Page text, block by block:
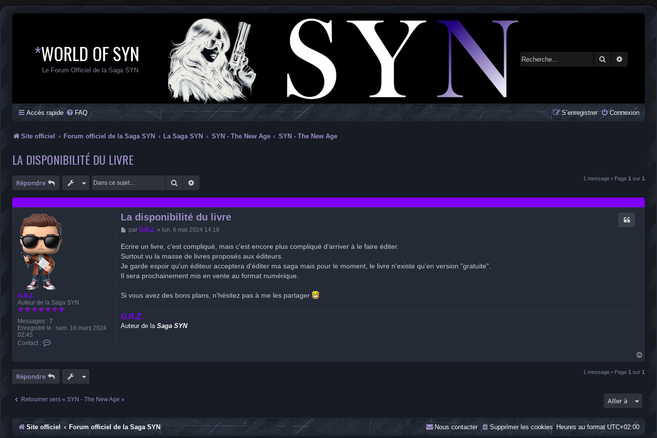
*WORLD OF SYN
Le Forum Officiel de la Saga SYN
Rechercher
Accès rapide FAQ Connexion
S’enregistrer
Site officiel Forum officiel de la Saga SYN La Saga SYN SYN - The New Age SYN - The New Age
LA DISPONIBILITÉ DU LIVRE
Répondre Rechercher 1 message • Page 1 sur 1
G.R.Z.
Auteur de la Saga SYN
Messages : 7
Enregistré le : sam. 16 mars 2024
02:45
Contact :
t
a
c
t
G
R
.
Z
La disponibilité du livre
M
s
a
g
e
par G.R.Z.» lun. 6 mai 2024 14:18
Ecrire un livre, c'est compliqué, mais c'est encore plus compliqué d'arriver à le faire éditer.
Surtout vu la masse de livres proposés aux éditeurs.
Je garde espoir qu'un éditeur acceptera d'éditer ma saga mais pour le moment, le livre n'existe qu'en version "gratuite".
Il sera prochainement mis en vente au format numérique.
Si vous avez des bons plans, n'hésitez pas à me les partager
G.R.Z.
Auteur de la Saga SYN
a
t
Répondre 1 message • Page 1 sur 1
Retourner vers « SYN - The New Age » Aller à
Site officiel Forum officiel de la Saga SYN Heures au formatUTC+02:00
Supprimer les cookies
Nous contacter